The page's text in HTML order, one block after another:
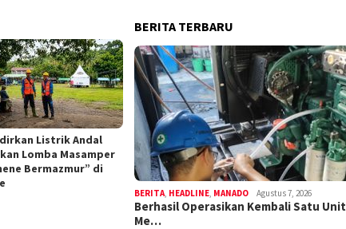
Listrik Andal
Lomba Masamper
Bermazmur” di
BERITA TERBARU
BERITA HEADLINE MANADO Agustus 7, 2026
Berhasil Operasikan Kembali Satu Unit
Me…